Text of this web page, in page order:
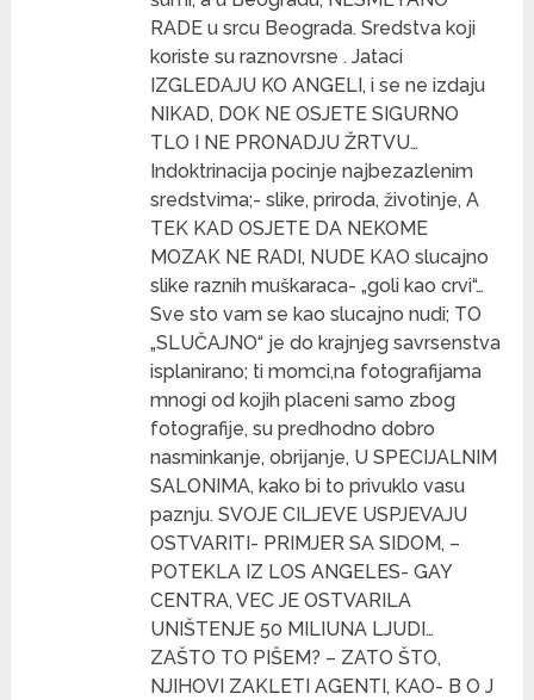
RADE u srcu Beograda. Sredstva koji
koriste su raznovrsne . Jataci
IZGLEDAJU KO ANGELI, i se ne izdaju
NIKAD, DOK NE OSJETE SIGURNO
TLO I NE PRONADJU ŽRTVU…
Indoktrinacija pocinje najbezazlenim
sredstvima;- slike, priroda, životinje, A
TEK KAD OSJETE DA NEKOME
MOZAK NE RADI, NUDE KAO slucajno
slike raznih muškaraca- „goli kao crvi“…
Sve sto vam se kao slucajno nudi; TO
„SLUČAJNO“ je do krajnjeg savrsenstva
isplanirano; ti momci,na fotografijama
mnogi od kojih placeni samo zbog
fotografije, su predhodno dobro
nasminkanje, obrijanje, U SPECIJALNIM
SALONIMA, kako bi to privuklo vasu
paznju. SVOJE CILJEVE USPJEVAJU
OSTVARITI- PRIMJER SA SIDOM, –
POTEKLA IZ LOS ANGELES- GAY
CENTRA, VEC JE OSTVARILA
UNIŠTENJE 50 MILIUNA LJUDI…
ZAŠTO TO PIŠEM? – ZATO ŠTO,
NJIHOVI ZAKLETI AGENTI, KAO- B O J